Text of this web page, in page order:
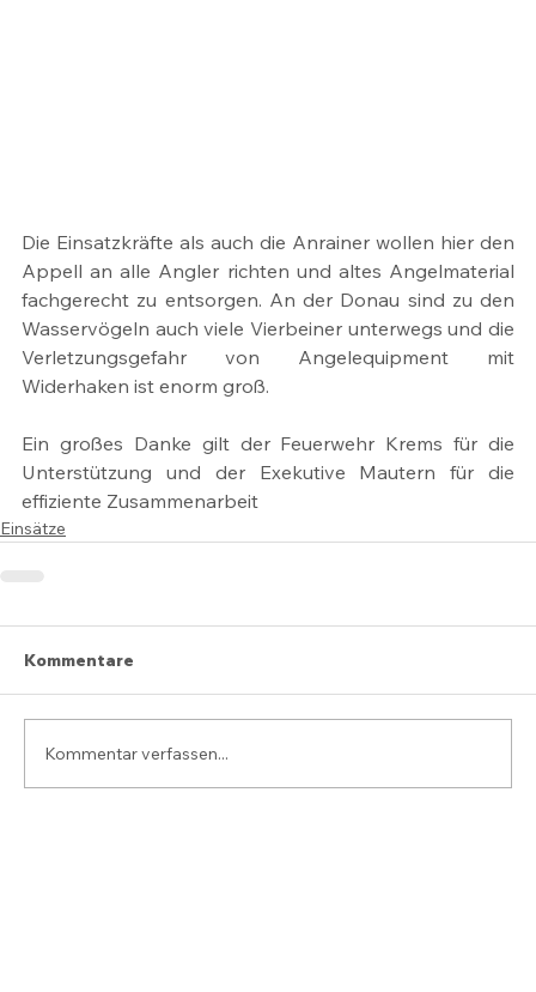
Die Einsatzkräfte als auch die Anrainer wollen hier den
Appell an alle Angler richten und altes Angelmaterial
fachgerecht zu entsorgen. An der Donau sind zu den
Wasservögeln auch viele Vierbeiner unterwegs und die
Verletzungsgefahr von Angelequipment mit
Widerhaken ist enorm groß.
Ein großes Danke gilt der Feuerwehr Krems für die
Unterstützung und der Exekutive Mautern für die
effiziente Zusammenarbeit
Einsätze
Kommentare
Kommentar verfassen...